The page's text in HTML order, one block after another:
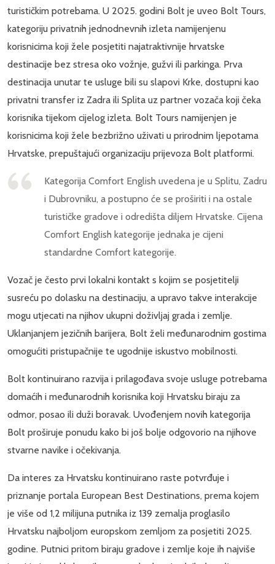
turističkim potrebama. U 2025. godini Bolt je uveo Bolt Tours,
kategoriju privatnih jednodnevnih izleta namijenjenu
korisnicima koji žele posjetiti najatraktivnije hrvatske
destinacije bez stresa oko vožnje, gužvi ili parkinga. Prva
destinacija unutar te usluge bili su slapovi Krke, dostupni kao
privatni transfer iz Zadra ili Splita uz partner vozača koji čeka
korisnika tijekom cijelog izleta. Bolt Tours namijenjen je
korisnicima koji žele bezbrižno uživati u prirodnim ljepotama
Hrvatske, prepuštajući organizaciju prijevoza Bolt platformi.
Kategorija Comfort English uvedena je u Splitu, Zadru
i Dubrovniku, a postupno će se proširiti i na ostale
turističke gradove i odredišta diljem Hrvatske. Cijena
Comfort English kategorije jednaka je cijeni
standardne Comfort kategorije.
Vozač je često prvi lokalni kontakt s kojim se posjetitelji
susreću po dolasku na destinaciju, a upravo takve interakcije
mogu utjecati na njihov ukupni doživljaj grada i zemlje.
Uklanjanjem jezičnih barijera, Bolt želi međunarodnim gostima
omogućiti pristupačnije te ugodnije iskustvo mobilnosti.
Bolt kontinuirano razvija i prilagođava svoje usluge potrebama
domaćih i međunarodnih korisnika koji Hrvatsku biraju za
odmor, posao ili duži boravak. Uvođenjem novih kategorija
Bolt proširuje ponudu kako bi još bolje odgovorio na njihove
stvarne navike i očekivanja.
Da interes za Hrvatsku kontinuirano raste potvrđuje i
priznanje portala European Best Destinations, prema kojem
je više od 1,2 milijuna putnika iz 139 zemalja proglasilo
Hrvatsku najboljom europskom zemljom za posjetiti 2025.
godine. Putnici pritom biraju gradove i zemlje koje ih najviše